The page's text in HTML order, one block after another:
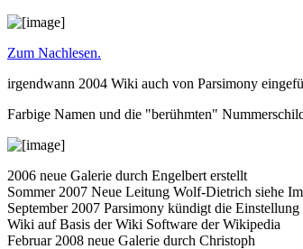
Zum Nachlesen.
irgendwann 2004 Wiki auch von Parsimony
Farbige Namen und die "berühmten"
2006 neue Galerie durch Engelbert erstellt
Sommer 2007 Neue Leitung Wolf-Dietrich siehe
September 2007 Parsimony kündigt die
Wiki auf Basis der Wiki Software der Wikipedia
Februar 2008 neue Galerie durch Christoph